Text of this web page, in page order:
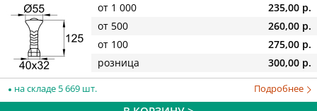
от 1 000
235,00 р.
от 500
260,00 р.
от 100
275,00 р.
розница
300,00 р.
на складе 5 669 шт. Подробнее